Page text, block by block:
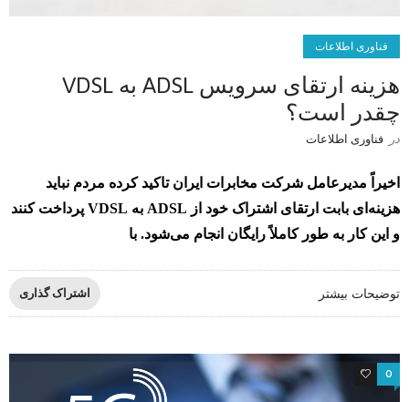
فناوری اطلاعات
هزینه ارتقای سرویس ADSL به VDSL
چقدر است؟
در فناوری اطلاعات
اخیراً مدیرعامل شرکت مخابرات ایران تاکید کرده مردم نباید
هزینه‌ای بابت ارتقای اشتراک خود از ADSL به VDSL پرداخت کنند
و این کار به طور کاملاً رایگان انجام می‌شود. با
توضیحات بیشتر اشتراک گذاری
0
4